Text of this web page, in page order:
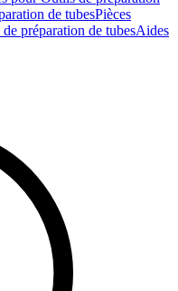
de tubesPièces
préparation de tubesAides